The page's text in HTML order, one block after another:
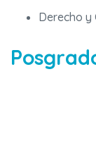
Derecho y